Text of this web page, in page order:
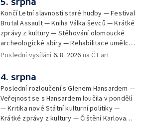
Končí Letní slavnosti staré hudby — Festival
Brutal Assault — Kniha Válka ševců — Krátké
zprávy z kultury — Stěhování olomoucké
archeologické sbíry — Rehabilitace umělce
Milana Knížáka — Trailer na film Osamělý vlk
Poslední vysílání6. 8. 2026 na ČT art
4. srpna
Poslední rozloučení s Glenem Hansardem —
Veřejnost se s Hansardem loučila v pondělí
— Kritika nové Státní kulturní politiky —
Krátké zprávy z kultury — Čištění Karlova